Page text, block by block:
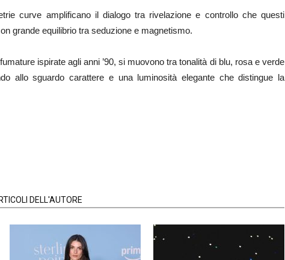
curve amplificano il dialogo tra rivelazione e controllo che questi
grande equilibrio tra seduzione e magnetismo.
ispirate agli anni ’90, si muovono tra tonalità di blu, rosa e verde
allo sguardo carattere e una luminosità elegante che distingue la
DELL'AUTORE